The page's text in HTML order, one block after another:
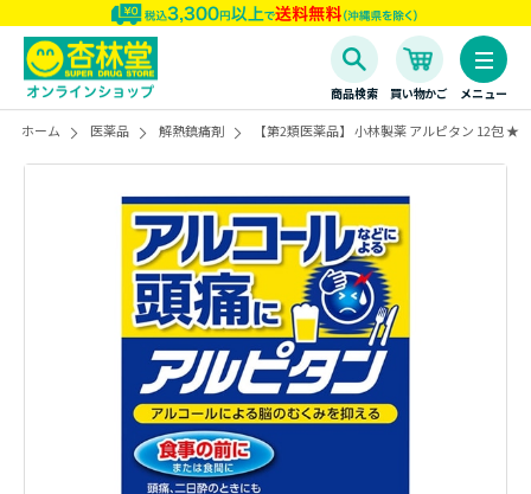
商品検索 買い物かご メニュー
ホーム 医薬品 解熱鎮痛剤 【第2類医薬品】 小林製薬 アルピタン 12包 ★